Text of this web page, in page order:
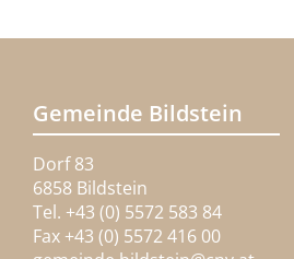
Gemeinde Bildstein
Dorf 83
6858 Bildstein
Tel. +43 (0) 5572 583 84
Fax +43 (0) 5572 416 00